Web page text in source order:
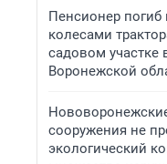
Пенсионер погиб
колесами
садовом участке
Воронежской
сооружения не
экологический